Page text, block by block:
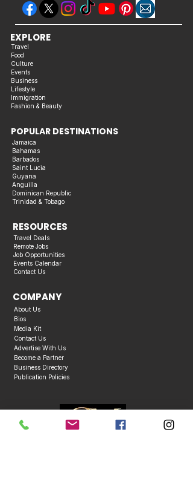
Travel
Food
Culture
Events
Business
Lifestyle
Immigration
Fashion & Beauty
EXPLORE
POPULAR DESTINATIONS
Jamaica
Bahamas
Barbados
Saint Lucia
Guyana
Anguilla
Dominican Republic
Trinidad & Tobago
RESOURCES
Travel Deals
Remote Jobs
Job Opportunities
Events Calendar
Contact Us
COMPANY
About Us
Bios
Media Kit
Contact Us
Advertise With Us
Become a Partner
Business Directory
Publication Policies